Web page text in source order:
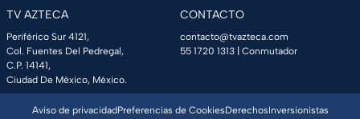
TV AZTECA
Periférico Sur 4121,
Col. Fuentes Del Pedregal,
C.P. 14141,
Ciudad De México, México.
CONTACTO
contacto@tvazteca.com
55 1720 1313 | Conmutador
Aviso de privacidadPreferencias de CookiesDerechosInversionistas